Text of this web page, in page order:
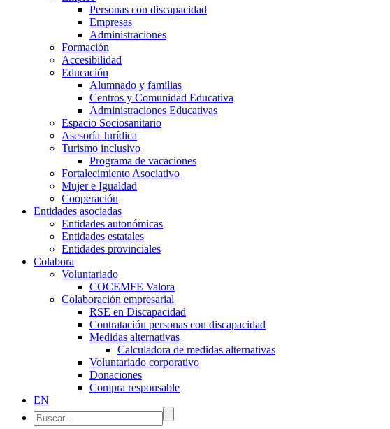
Personas con discapacidad
Empresas
Administraciones
Formación
Accesibilidad
Educación
Alumnado y familias
Centros y Comunidad Educativa
Administraciones Educativas
Espacio Sociosanitario
Asesoría Jurídica
Turismo inclusivo
Programa de vacaciones
Fortalecimiento Asociativo
Mujer e Igualdad
Cooperación
Entidades asociadas
Entidades autonómicas
Entidades estatales
Entidades provinciales
Colabora
Voluntariado
COCEMFE Valora
Colaboración empresarial
RSE en Discapacidad
Contratación personas con discapacidad
Medidas alternativas
Calculadora de medidas alternativas
Voluntariado corporativo
Donaciones
Compra responsable
EN